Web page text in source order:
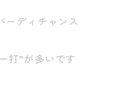
ーディチャンス
打”が多いです